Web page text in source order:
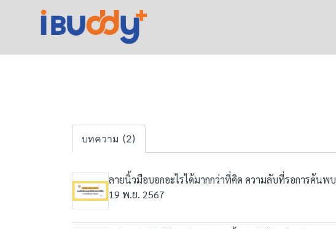
บทความ (2)
ลายนิ้วมือบอกอะไรได้มากกว่าที่คิด ความลับที่รอการค้นพบ
19 พ.ย. 2567